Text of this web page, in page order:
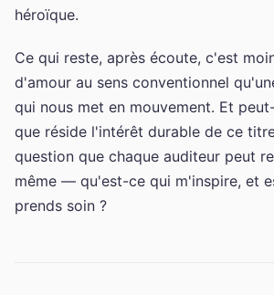
héroïque.
Ce qui reste, après écoute, c'est
d'amour au sens conventionnel
qui nous met en mouvement. Et
que réside l'intérêt durable de ce
question que chaque auditeur peut
même — qu'est-ce qui m'inspire, et
prends soin ?